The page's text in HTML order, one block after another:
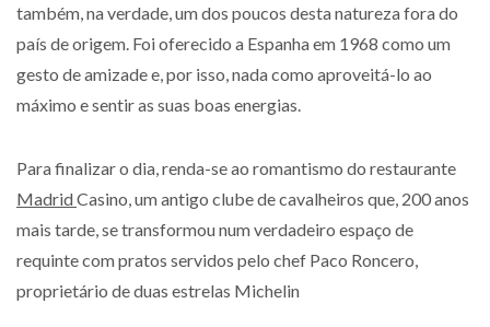
também, na verdade, um dos poucos desta natureza fora do
país de origem. Foi oferecido a Espanha em 1968 como um
gesto de amizade e, por isso, nada como aproveitá-lo ao
máximo e sentir as suas boas energias.
Para finalizar o dia, renda-se ao romantismo do restaurante
MadridCasino, um antigo clube de cavalheiros que, 200 anos
mais tarde, se transformou num verdadeiro espaço de
requinte com pratos servidos pelo chef Paco Roncero,
proprietário de duas estrelas Michelin